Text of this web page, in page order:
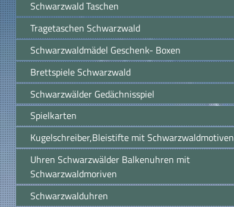
Schwarzwald Taschen
Tragetaschen Schwarzwald
Schwarzwaldmädel Geschenk- Boxen
Brettspiele Schwarzwald
Schwarzwälder Gedächnisspiel
Spielkarten
Kugelschreiber,Bleistifte mit Schwarzwaldmotiven
Uhren Schwarzwälder Balkenuhren mit
Schwarzwaldmoriven
Schwarzwalduhren